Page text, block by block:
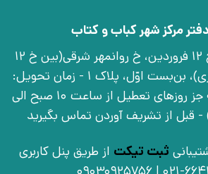
مرکز شهر کباب و کتاب
تهران، خ انقلاب، خ 12 فروردین، خ روانمهر شرقی(بین خ 12
فروردین و خ فخر رازی)، بن‌بست اوّل، پلاک 1 - زمان تحویل:
شنبه تا چهارشنبه به جز روزهای تعطیل از ساعت 10 صبح الی
ثبت تیکت از طریق پنل کاربری